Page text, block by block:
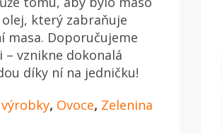
který zabraňuje
masa. Doporučujeme
vznikne dokonalá
díky ní na jedničku!
, Ovoce, Zelenina